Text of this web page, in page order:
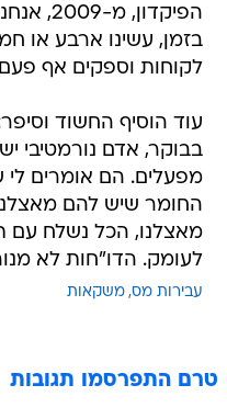
בזמן, עשינו ארבע או
לקוחות וספקים אף
עוד הוסיף החשוד
מפעלים. הם אומרים לי
החומר שיש להם
מאצלנו, הכל נשלח עם
לעומק. הדו"חות לא
עבירות מס משקאות
טרם התפרסמו תגובות